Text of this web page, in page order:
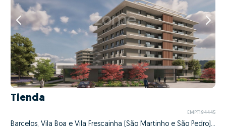
Tienda
EMPT194445
Barcelos, Vila Boa e Vila Frescainha (São Martinho e São Pedro), Barcelos, Braga